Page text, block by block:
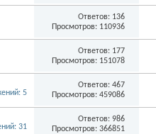
Ответов: 136
Просмотров: 110936
Ответов: 177
Просмотров: 151078
Ответов: 467
Просмотров: 459086
Ответов: 986
Просмотров: 366851